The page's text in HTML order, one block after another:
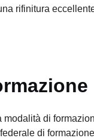
rifinitura
modalità di
di